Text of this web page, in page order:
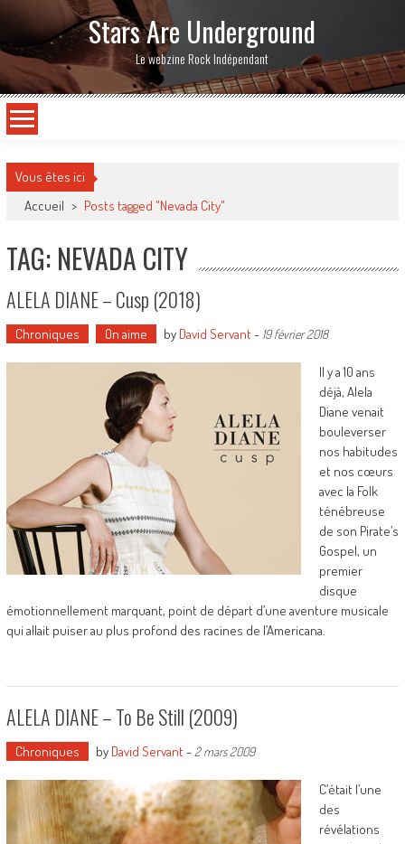
Stars Are Underground
Le webzine Rock Indépendant
Vous êtes ici
Accueil > Posts tagged "Nevada City"
TAG: NEVADA CITY
ALELA DIANE – Cusp (2018)
Chroniques On aime by David Servant- 19 février 2018
Il y a 10 ans
déjà, Alela
Diane venait
bouleverser
nos habitudes
et nos cœurs
avec la Folk
ténébreuse
de son Pirate’s
Gospel, un
premier
disque
émotionnellement marquant, point de départ d’une aventure musicale
qui allait puiser au plus profond des racines de l’Americana.
ALELA DIANE – To Be Still (2009)
Chroniques by David Servant- 2 mars 2009
C’était l’une
des
révélations